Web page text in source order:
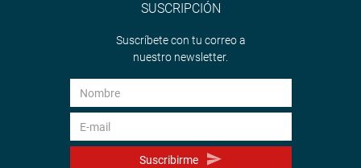
SUSCRIPCIÓN
Suscríbete con tu correo a
nuestro newsletter.
Suscribirme